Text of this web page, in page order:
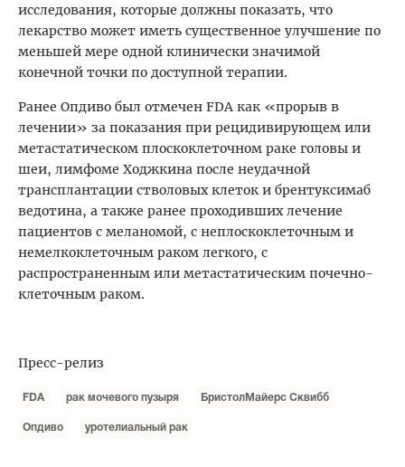
исследования, которые должны показать, что
лекарство может иметь существенное улучшение по
меньшей мере одной клинически значимой
конечной точки по доступной терапии.
Ранее Опдиво был отмечен FDA как «прорыв в
лечении» за показания при рецидивирующем или
метастатическом плоскоклеточном раке головы и
шеи, лимфоме Ходжкина после неудачной
трансплантации стволовых клеток и брентуксимаб
ведотина, а также ранее проходивших лечение
пациентов с меланомой, с неплоскоклеточным и
немелкоклеточным раком легкого, с
распространенным или метастатическим почечно-
клеточным раком.
Пресс-релиз
FDA рак мочевого пузыря БристолМайерс Сквибб
Опдиво уротелиальный рак